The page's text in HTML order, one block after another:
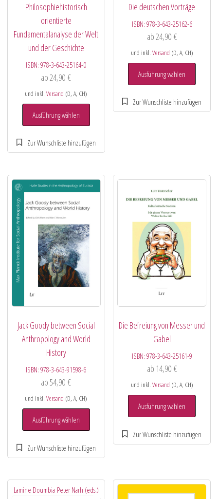
Philosophiehistorisch
orientierte
Fundamentalanalyse der Welt
und der Geschichte
ISBN:978-3-643-25164-0
ab 24,90€
und inkl.Versand (D, A, CH)
Ausführung wählen
Die deutschen Vorträge
ISBN: 978-3-643-25162-6
ab 24,90 €
und inkl. Versand (D, A, CH)
Ausführung wählen
Jack Goody between Social
Anthropology and World
History
ISBN:978-3-643-91598-6
ab54,90€
und inkl.Versand (D, A, CH)
Ausführung wählen
Die Befreiung von Messer und
Gabel
ISBN: 978-3-643-25161-9
ab 14,90 €
und inkl. Versand (D, A, CH)
Ausführung wählen
Lamine Doumbia Peter Narh (eds.)